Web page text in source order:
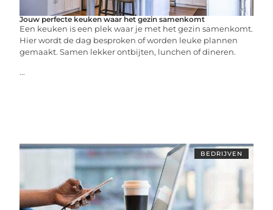
Jouw perfecte keuken waar het gezin samenkomt
Een keuken is een plek waar je met het gezin samenkomt.
Hier wordt de dag besproken of worden leuke plannen
gemaakt. Samen lekker ontbijten, lunchen of dineren.
...
BEDRIJVEN